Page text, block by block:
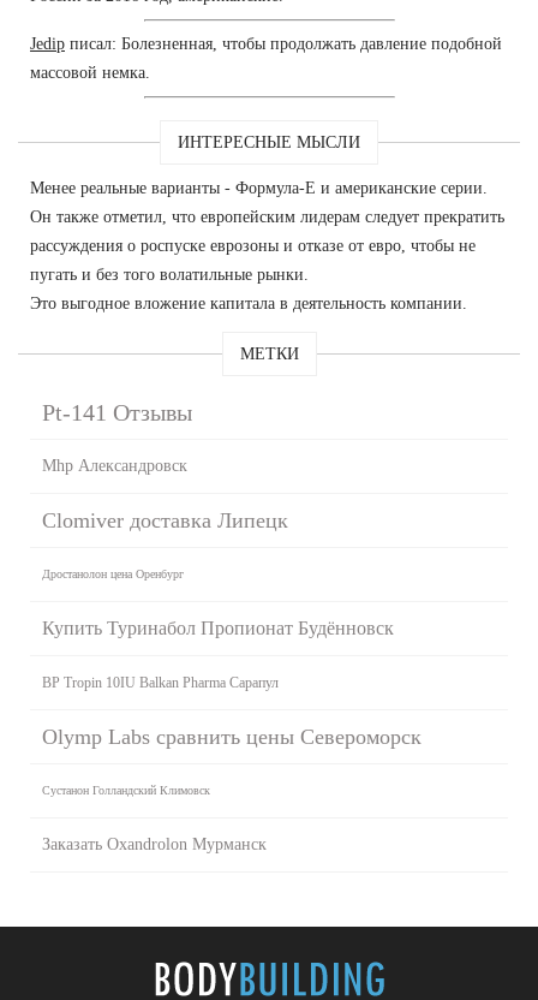
Jedip писал: Болезненная, чтобы продолжать давление подобной
массовой немка.
ИНТЕРЕСНЫЕ МЫСЛИ
Менее реальные варианты - Формула-Е и американские серии.
Он также отметил, что европейским лидерам следует прекратить
рассуждения о роспуске еврозоны и отказе от евро, чтобы не
пугать и без того волатильные рынки.
Это выгодное вложение капитала в деятельность компании.
МЕТКИ
Pt-141 Отзывы
Mhp Александровск
Clomiver доставка Липецк
Дростанолон цена Оренбург
Купить Туринабол Пропионат Будённовск
BP Tropin 10IU Balkan Pharma Сарапул
Olymp Labs сравнить цены Североморск
Сустанон Голландский Климовск
Заказать Oxandrolon Мурманск